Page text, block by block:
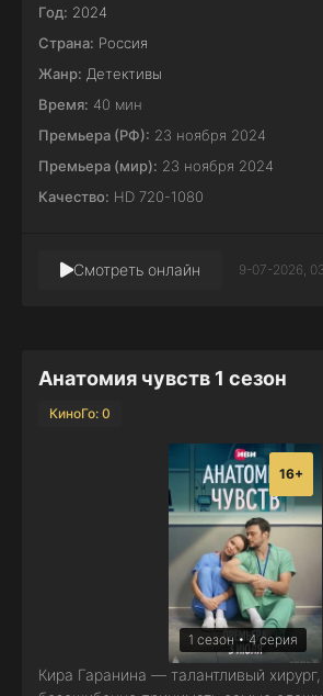
Год: 2024
Страна: Россия
Жанр: Детективы
Время: 40 мин
Премьера (РФ): 23 ноября 2024
Премьера (мир): 23 ноября 2024
Качество: HD 720-1080
Смотреть онлайн 9-07-2026,
Анатомия чувств 1 сезон
КиноГо: 0
1 сезон • 4 серия
16+
Кира Гаранина — талантливый